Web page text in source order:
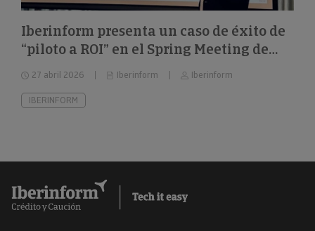
Iberinform presenta un caso de éxito de
“piloto a ROI” en el Spring Meeting de
FEBIS
27 abril 2026 Iberinform Iberinform
IBERINFORM